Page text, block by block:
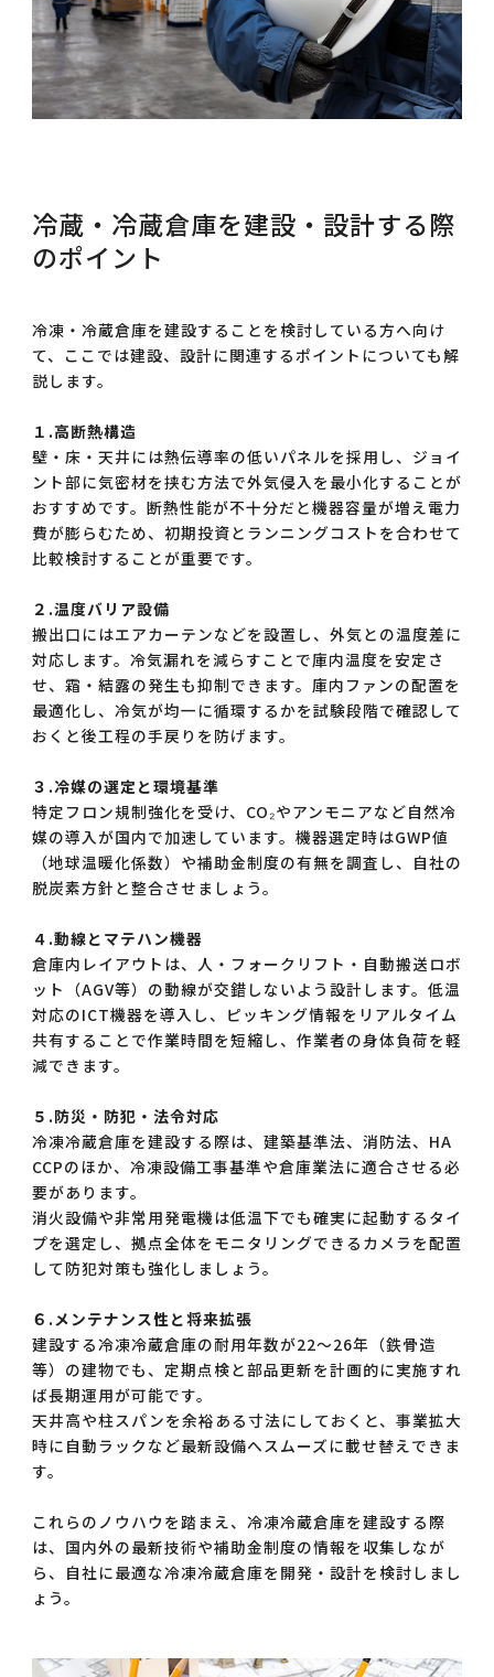
冷蔵・冷蔵倉庫を建設・設計する際
のポイント
冷凍・冷蔵倉庫を建設することを検討している方へ向け
て、ここでは建設、設計に関連するポイントについても解
説します。
１.高断熱構造
壁・床・天井には熱伝導率の低いパネルを採用し、ジョイ
ント部に気密材を挟む方法で外気侵入を最小化することが
おすすめです。断熱性能が不十分だと機器容量が増え電力
費が膨らむため、初期投資とランニングコストを合わせて
比較検討することが重要です。
２.温度バリア設備
搬出口にはエアカーテンなどを設置し、外気との温度差に
対応します。冷気漏れを減らすことで庫内温度を安定さ
せ、霜・結露の発生も抑制できます。庫内ファンの配置を
最適化し、冷気が均一に循環するかを試験段階で確認して
おくと後工程の手戻りを防げます。
３.冷媒の選定と環境基準
特定フロン規制強化を受け、CO₂やアンモニアなど自然冷
媒の導入が国内で加速しています。機器選定時はGWP値
（地球温暖化係数）や補助金制度の有無を調査し、自社の
脱炭素方針と整合させましょう。
４.動線とマテハン機器
倉庫内レイアウトは、人・フォークリフト・自動搬送ロボ
ット（AGV等）の動線が交錯しないよう設計します。低温
対応のICT機器を導入し、ピッキング情報をリアルタイム
共有することで作業時間を短縮し、作業者の身体負荷を軽
減できます。
５.防災・防犯・法令対応
冷凍冷蔵倉庫を建設する際は、建築基準法、消防法、HA
CCPのほか、冷凍設備工事基準や倉庫業法に適合させる必
要があります。
消火設備や非常用発電機は低温下でも確実に起動するタイ
プを選定し、拠点全体をモニタリングできるカメラを配置
して防犯対策も強化しましょう。
６.メンテナンス性と将来拡張
建設する冷凍冷蔵倉庫の耐用年数が22～26年（鉄骨造
等）の建物でも、定期点検と部品更新を計画的に実施すれ
ば長期運用が可能です。
天井高や柱スパンを余裕ある寸法にしておくと、事業拡大
時に自動ラックなど最新設備へスムーズに載せ替えできま
す。
これらのノウハウを踏まえ、冷凍冷蔵倉庫を建設する際
は、国内外の最新技術や補助金制度の情報を収集しなが
ら、自社に最適な冷凍冷蔵倉庫を開発・設計を検討しまし
ょう。